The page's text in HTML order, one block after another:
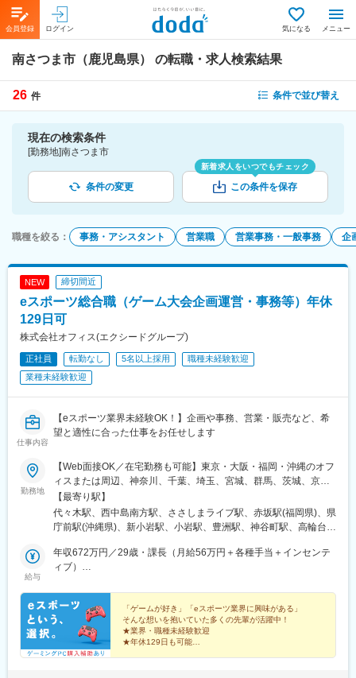
会員登録 ログイン 気になる メニュー
南さつま市（鹿児島県） の転職・求人検索結果
26 件 条件で並び替え
現在の検索条件
[勤務地]南さつま市
条件の変更
新着求人をいつでもチェック
この条件を保存
職種を絞る ： 事務・アシスタント 営業職 営業事務・一般事務 企
NEW 締切間近
eスポーツ総合職（ゲーム大会企画運営・事務等）年休
129日可
株式会社オフィス(エクシードグループ)
正社員 転勤なし 5名以上採用
職種未経験歓迎
業種未経験歓迎
仕事内容
【eスポーツ業界未経験OK！】企画や事務、営業・販売など、希
望と適性に合った仕事をお任せします
勤務地
【Web面接OK／在宅勤務も可能】東京・大阪・福岡・沖縄のオフ
ィスまたは周辺、神奈川、千葉、埼玉、宮城、群馬、茨城、京
都、兵庫、奈良、滋賀、和歌山、愛知、三重、岐阜、静岡、香
川、愛媛、広島、岡山、福岡、佐賀、長崎、熊本、大分、宮崎、
鹿児島、沖縄の各勤務先★全国から応募可能！★関東・関西のみ
ト！お住まい問わず、ご応募いただけます◎＼＼積極採用中！／
／★勤務地は希望を考慮し決定します。★転勤なし！★U・Iター
＞東京都豊島区東池袋3-7-9 AS ONE東池袋ビル7階＜名古屋支
社＞愛知県名古屋市中村区池町4－60－12 グローバルゲート12F
＜大阪支社＞大阪府大阪市淀川区西中島4-3-8 新大阪阪神ビル7
階＜福岡支社＞福岡県福岡市中央区大名２丁目 9-17 ARISTO大
名 3F＜沖縄支社＞沖縄県那覇市久茂地2丁目3-9 8階西
【最寄り駅】
代々木駅、西中島南方駅、ささしまライブ駅、赤坂駅(福岡県)、県
庁前駅(沖縄県)、新小岩駅、小岩駅、豊洲駅、神谷町駅、高輪台
駅(舎人ライナー)、三鷹駅、恵比寿駅、広尾駅、渋谷駅、高田馬場
駅、四ツ谷駅、新宿三丁目駅、三軒茶屋駅、霞ケ関駅(東京都)、末
(東京都)、飯田橋駅、有楽町駅、綾瀬駅、北千住駅、上野御徒町
駅、蒲田駅、大森駅(東京都)、東銀座駅、日本橋駅(東京都)、三越
前駅、小伝馬町駅、八丁堀駅(東京都)、中野坂上駅、中野駅(東京
都)、町田駅、目黒駅、立会川駅、五反田駅、井の頭公園駅、都電
雑司ケ谷駅、赤羽駅、押上駅、錦糸町駅、中目黒駅、大崎駅、鶴
給与
年収672万円／29歳・課長（月給56万円＋各種手当＋インセンテ
ィブ）
ィブ）
「ゲームが好き」「eスポーツ業界に興味がある」
そんな想いを抱いていた多くの先輩が活躍中！
★業界・職種未経験歓迎
★年休129日も可能